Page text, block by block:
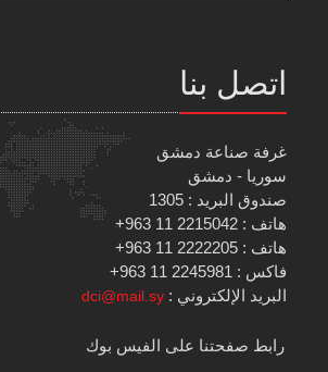
اتصل بنا
غرفة صناعة دمشق
سوريا - دمشق
صندوق البريد : 1305
هاتف : 2215042 11 963+
هاتف : 2222205 11 963+
فاكس : 2245981 11 963+
البريد الإلكتروني :dci@mail.sy
رابط صفحتنا على الفيس بوك